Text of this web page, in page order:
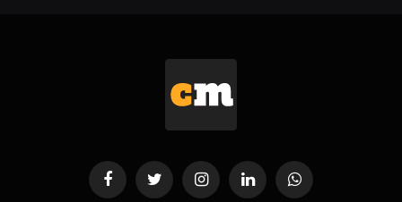
FacebookTwitterInstagramLinkedIn WhatsApp